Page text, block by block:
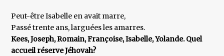
Peut-être Isabelle en avait marre,
Passé trente ans, larguées les amarres.
Kees, Joseph, Romain, Françoise, Isabelle, Yolande. Quel
accueil réserve Jéhovah?